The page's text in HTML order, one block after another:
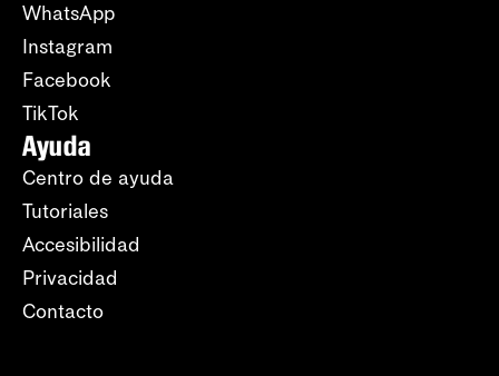
WhatsApp
Instagram
Facebook
TikTok
Ayuda
Centro de ayuda
Tutoriales
Accesibilidad
Privacidad
Contacto